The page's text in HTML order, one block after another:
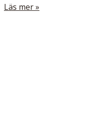
Läs mer »